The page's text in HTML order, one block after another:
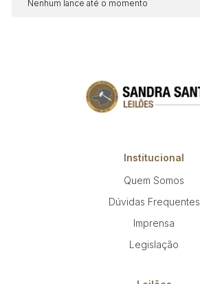
Nenhum lance até o momento
Institucional
Quem Somos
Dúvidas Frequentes
Imprensa
Legislação